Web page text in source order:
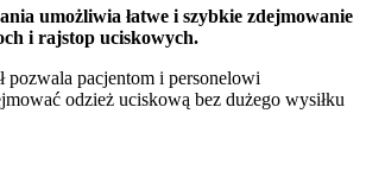
umożliwia łatwe i szybkie zdejmowanie
i rajstop uciskowych.
pozwala pacjentom i personelowi
odzież uciskową bez dużego wysiłku